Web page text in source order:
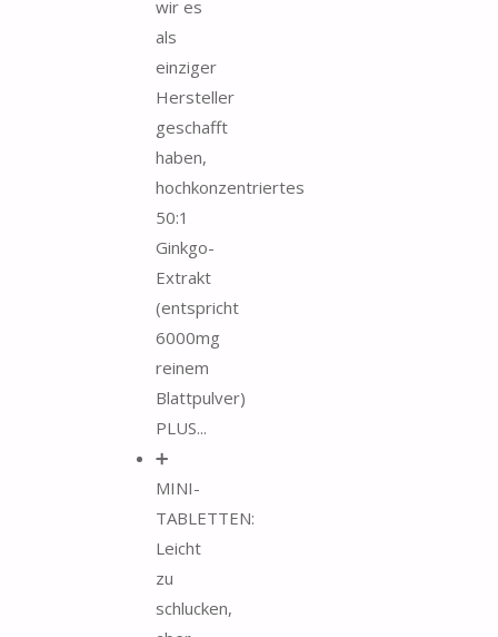
wir es
als
einziger
Hersteller
geschafft
haben,
hochkonzentriertes
50:1
Ginkgo-
Extrakt
(entspricht
6000mg
reinem
Blattpulver)
PLUS...
➕
MINI-
TABLETTEN:
Leicht
zu
schlucken,